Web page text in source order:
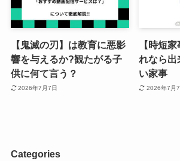
【鬼滅の刃】は教育に悪影
響を与えるか?観たがる子
供に何て言う？
2026年7月7日
【時短
れなら出
い家事
2026年7月7
Categories